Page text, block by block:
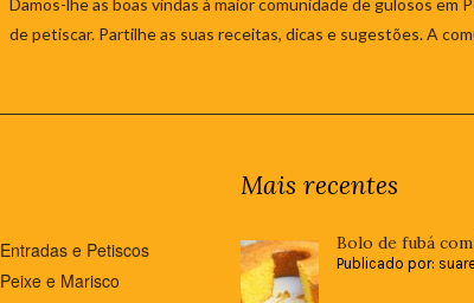
Damos-lhe as boas vindas à maior comunidade de gulosos
de petiscar. Partilhe as suas receitas, dicas e sugestões. A
Entradas e Petiscos
Peixe e Marisco
Mais recentes
Bolo de fubá
Publicado por: